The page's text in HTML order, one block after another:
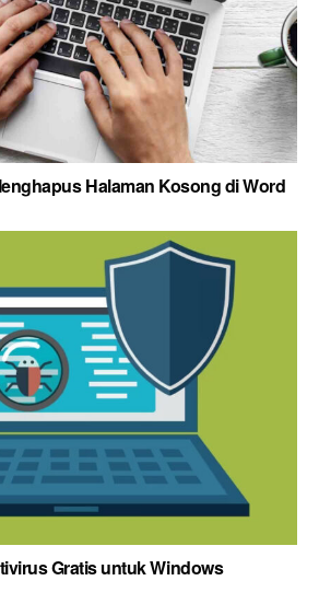
Halaman Kosong di Word
Gratis untuk Windows